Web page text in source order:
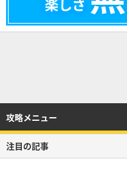
攻略メニュー
注目の記事